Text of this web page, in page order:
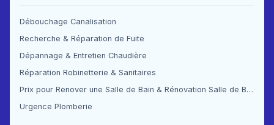
Débouchage Canalisation
Recherche & Réparation de Fuite
Dépannage & Entretien Chaudière
Réparation Robinetterie & Sanitaires
Prix pour Renover une Salle de Bain & Rénovation Salle de Bain Prix
Urgence Plomberie